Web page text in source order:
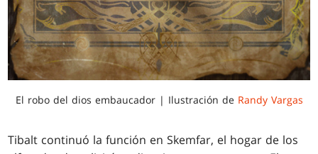
El robo del dios embaucador | Ilustración de Randy Vargas
Tibalt continuó la función en Skemfar, el hogar de los